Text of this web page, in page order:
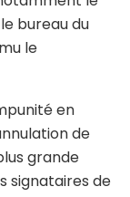
bureau du
le
en
de
grande
signataires de